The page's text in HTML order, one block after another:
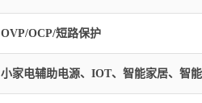
OVP/OCP/短路保护
小家电辅助电源、IOT、智能家居、智